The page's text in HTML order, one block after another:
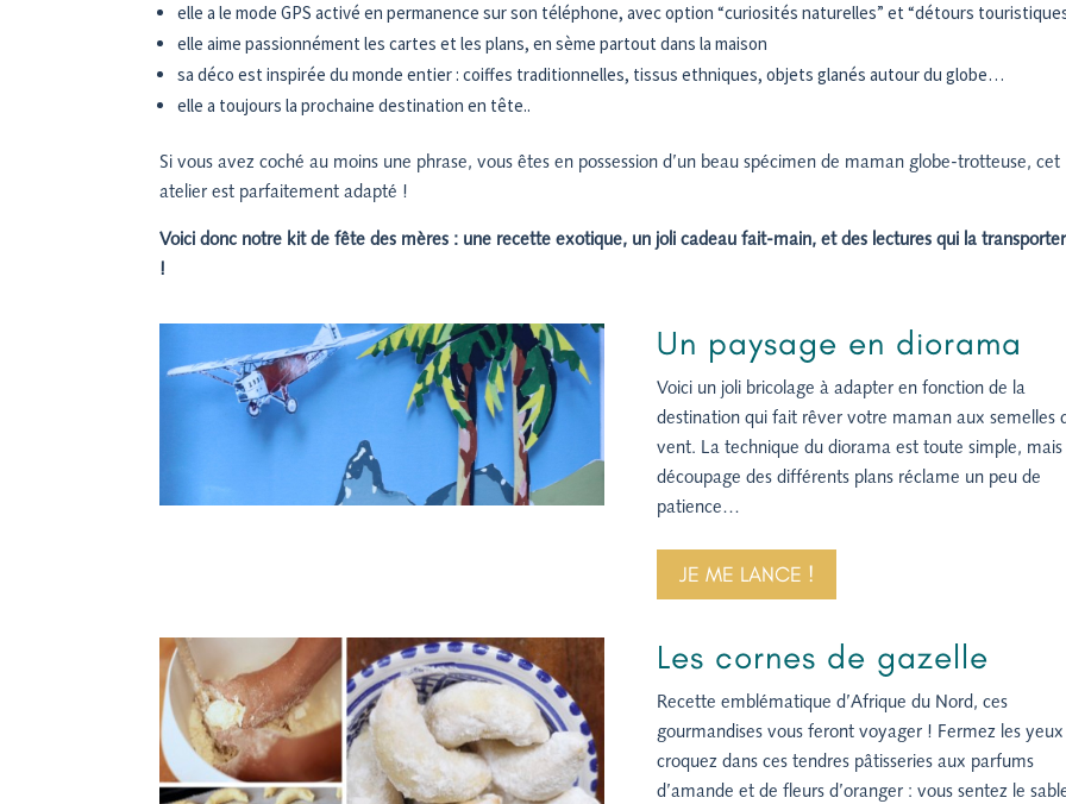
elle a le mode GPS activé en permanence sur son téléphone, avec option “curiosités naturelles” et “détours
elle aime passionnément les cartes et les plans, en sème partout dans la maison
sa déco est inspirée du monde entier : coiffes traditionnelles, tissus ethniques, objets glanés autour du globe…
elle a toujours la prochaine destination en tête..
Si vous avez coché au moins une phrase, vous êtes en possession d’un beau spécimen de maman globe-trotteuse, cet
atelier est parfaitement adapté !
Voici donc notre kit de fête des mères : une recette exotique, un joli cadeau fait-main, et des lectures qui la
!
Un paysage en diorama
Voici un joli bricolage à adapter en fonction de la
destination qui fait rêver votre maman aux semelles
vent. La technique du diorama est toute simple, mais
découpage des différents plans réclame un peu de
patience…
JE ME LANCE !
Les cornes de gazelle
Recette emblématique d’Afrique du Nord, ces
gourmandises vous feront voyager ! Fermez les
croquez dans ces tendres pâtisseries aux parfums
d’amande et de fleurs d’oranger : vous sentez le